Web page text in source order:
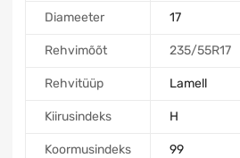
Diameeter 17
Rehvimõõt 235/55R17
Rehvitüüp Lamell
Kiirusindeks H
Koormusindeks 99